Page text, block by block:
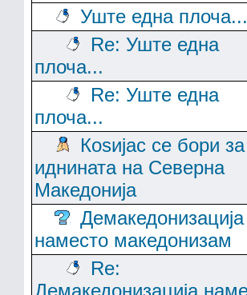
Уште една плоча...
Re: Уште една
плоча...
Re: Уште една
плоча...
Коѕијас се бори за
иднината на Северна
Македонија
Демакедонизација
наместо македонизам
Re:
Демакедонизација